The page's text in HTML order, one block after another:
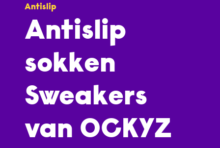
Antislip
Antislip
sokken
Sweakers
van OCKYZ